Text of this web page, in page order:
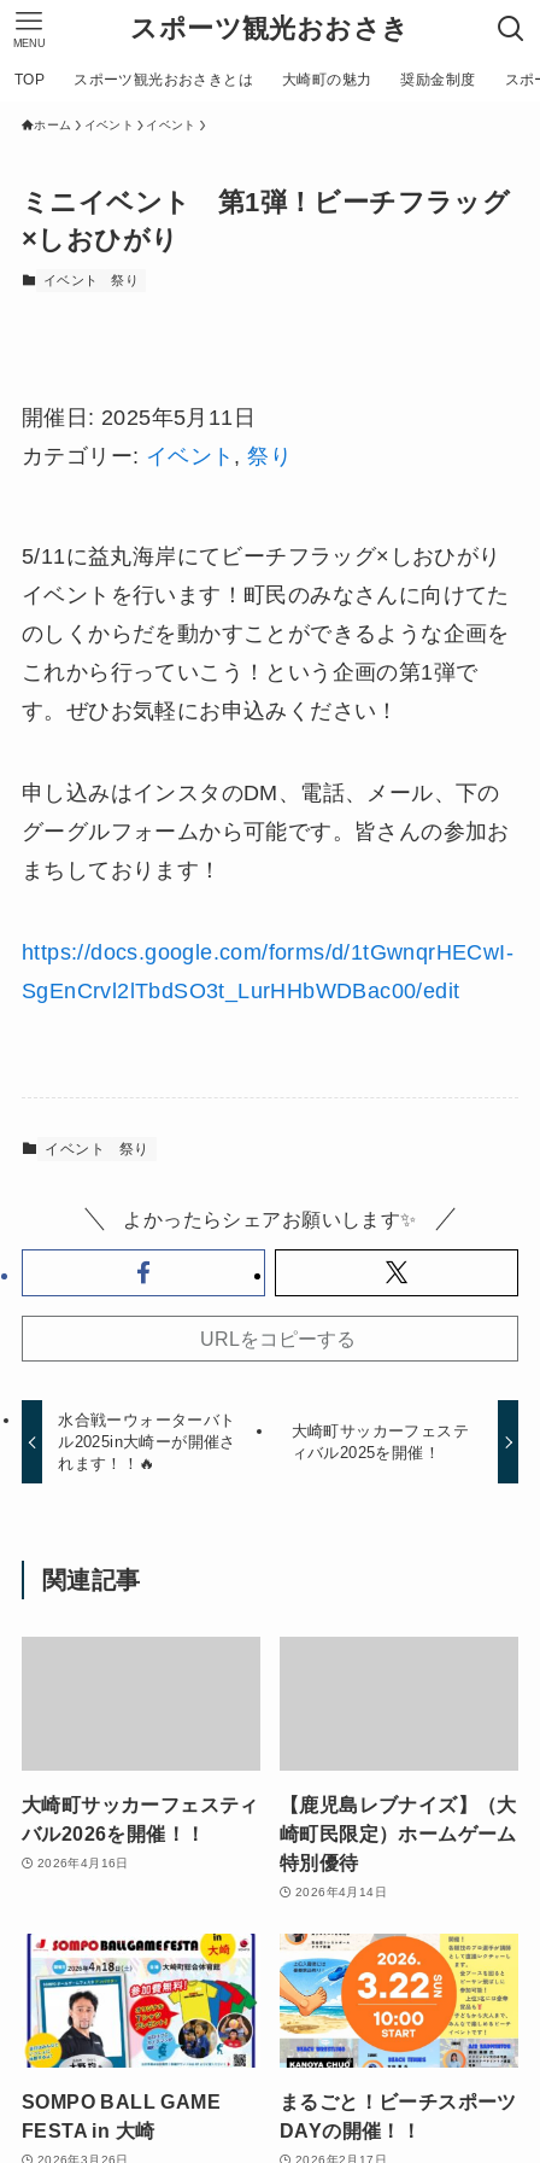
スポーツ観光おおさき
MENU
TOP スポーツ観光おおさきとは 大崎町の魅力 奨励金制度 スポ
ホーム イベント イベント
ミニイベント 第1弾！ビーチフラッグ
×しおひがり
イベント 祭り
開催日: 2025年5月11日
カテゴリー: イベント ,祭り
5/11に益丸海岸にてビーチフラッグ×しおひがり
イベントを行います！町民のみなさんに向けてた
のしくからだを動かすことができるような企画を
これから行っていこう！という企画の第1弾で
す。ぜひお気軽にお申込みください！
申し込みはインスタのDM、電話、メール、下の
グーグルフォームから可能です。皆さんの参加お
まちしております！
https://docs.google.com/forms/d/1tGwnqrHECwI-
SgEnCrvl2lTbdSO3t_LurHHbWDBac00/edit
イベント 祭り
よかったらシェアお願いします✨
URLをコピーする
水合戦ーウォーターバト
ル2025in大崎ーが開催さ
れます！！🔥
大崎町サッカーフェステ
ィバル2025を開催！
関連記事
大崎町サッカーフェスティ
バル2026を開催！！
2026年4月16日
【鹿児島レブナイズ】（大
崎町民限定）ホームゲーム
特別優待
2026年4月14日
SOMPO BALL GAME
FESTA in 大崎
2026年3月26日
まるごと！ビーチスポーツ
DAYの開催！！
2026年2月17日